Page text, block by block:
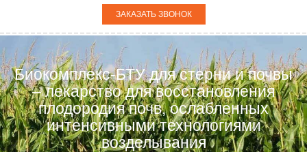
ЗАКАЗАТЬ ЗВОНОК
Биокомплекс-БТУ для стерни и почвы
– лекарство для восстановления
плодородия почв, ослабленных
интенсивными технологиями
возделывания